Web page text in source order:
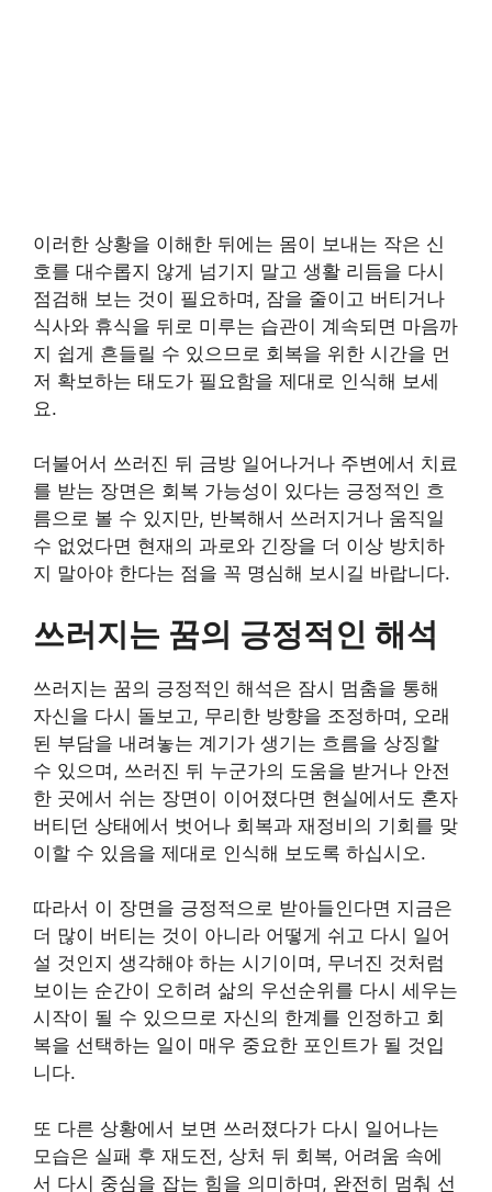
이러한 상황을 이해한 뒤에는 몸이 보내는 작은 신
호를 대수롭지 않게 넘기지 말고 생활 리듬을 다시
점검해 보는 것이 필요하며, 잠을 줄이고 버티거나
식사와 휴식을 뒤로 미루는 습관이 계속되면 마음까
지 쉽게 흔들릴 수 있으므로 회복을 위한 시간을 먼
저 확보하는 태도가 필요함을 제대로 인식해 보세
요.
더불어서 쓰러진 뒤 금방 일어나거나 주변에서 치료
를 받는 장면은 회복 가능성이 있다는 긍정적인 흐
름으로 볼 수 있지만, 반복해서 쓰러지거나 움직일
수 없었다면 현재의 과로와 긴장을 더 이상 방치하
지 말아야 한다는 점을 꼭 명심해 보시길 바랍니다.
쓰러지는 꿈의 긍정적인 해석
쓰러지는 꿈의 긍정적인 해석은 잠시 멈춤을 통해
자신을 다시 돌보고, 무리한 방향을 조정하며, 오래
된 부담을 내려놓는 계기가 생기는 흐름을 상징할
수 있으며, 쓰러진 뒤 누군가의 도움을 받거나 안전
한 곳에서 쉬는 장면이 이어졌다면 현실에서도 혼자
버티던 상태에서 벗어나 회복과 재정비의 기회를 맞
이할 수 있음을 제대로 인식해 보도록 하십시오.
따라서 이 장면을 긍정적으로 받아들인다면 지금은
더 많이 버티는 것이 아니라 어떻게 쉬고 다시 일어
설 것인지 생각해야 하는 시기이며, 무너진 것처럼
보이는 순간이 오히려 삶의 우선순위를 다시 세우는
시작이 될 수 있으므로 자신의 한계를 인정하고 회
복을 선택하는 일이 매우 중요한 포인트가 될 것입
니다.
또 다른 상황에서 보면 쓰러졌다가 다시 일어나는
모습은 실패 후 재도전, 상처 뒤 회복, 어려움 속에
서 다시 중심을 잡는 힘을 의미하며, 완전히 멈춰 선